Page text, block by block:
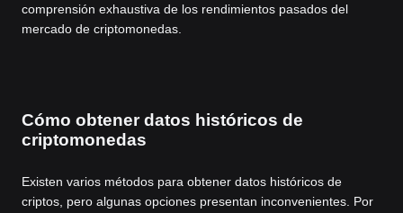
comprensión exhaustiva de los rendimientos pasados del
mercado de criptomonedas.
Cómo obtener datos históricos de
criptomonedas
Existen varios métodos para obtener datos históricos de
criptos, pero algunas opciones presentan inconvenientes. Por